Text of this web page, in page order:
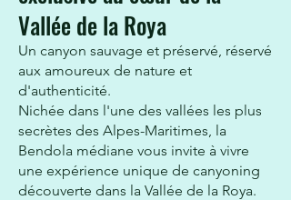
Vallée de la Roya
Un canyon sauvage et préservé, réservé
aux amoureux de nature et
d'authenticité.
Nichée dans l'une des vallées les plus
secrètes des Alpes-Maritimes, la
Bendola médiane vous invite à vivre
une expérience unique de canyoning
découverte dans la Vallée de la Roya.